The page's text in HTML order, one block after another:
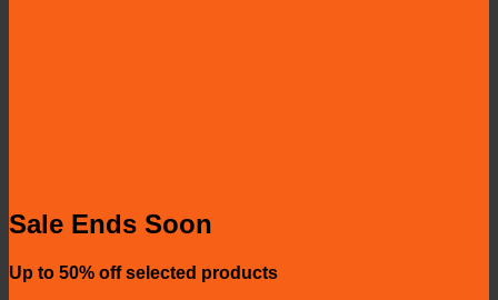
Sale Ends Soon
Up to 50% offselected products